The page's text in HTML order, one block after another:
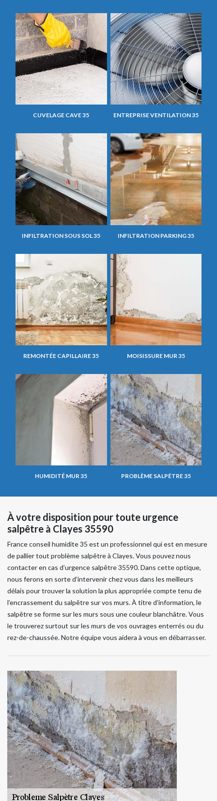
CUVELAGE CAVE 35 ENTREPRISE VENTILATION 35
INFILTRATION SOUS SOL 35 INFILTRATION PARKING 35
REMONTÉE CAPILLAIRE 35 MOISISSURE MUR 35
HUMIDITÉ MUR 35 PROBLÈME SALPÊTRE 35
À votre disposition pour toute urgence
salpêtre à Clayes 35590
France conseil humidite 35 est un professionnel qui est en mesure
de pallier tout problème salpêtre à Clayes. Vous pouvez nous
contacter en cas d’urgence salpêtre 35590. Dans cette optique,
nous ferons en sorte d’intervenir chez vous dans les meilleurs
délais pour trouver la solution la plus appropriée compte tenu de
l’encrassement du salpêtre sur vos murs. À titre d’information, le
salpêtre se forme sur les murs sous une couleur blanchâtre. Vous
le trouverez surtout sur les murs de vos ouvrages enterrés ou du
rez-de-chaussée. Notre équipe vous aidera à vous en débarrasser.